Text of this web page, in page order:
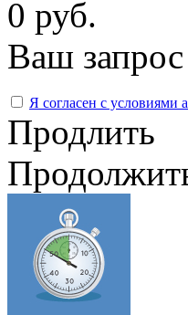
0 руб.
Ваш
Я согласен с условиями
Продлить